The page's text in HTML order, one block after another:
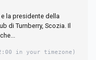
la presidente della
di Turnberry, Scozia. Il
in your timezone)